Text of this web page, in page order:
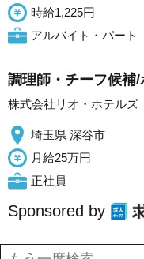
時給1,225円
アルバイト・パート
調理師・チーフ候補
株式会社リオ・ホテルズ
埼玉県 深谷市
月給25万円
正社員
Sponsored by